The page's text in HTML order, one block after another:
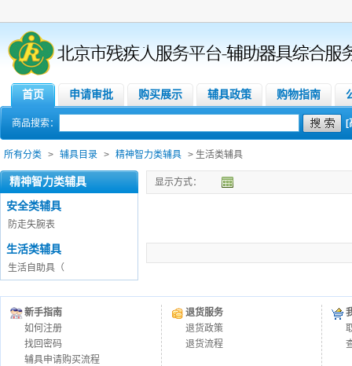
首页 申请审批 购买展示 辅具政策 购物指南
商品搜索： [
所有分类 > 辅具目录 > 精神智力类辅具 > 生活类辅具
精神智力类辅具
安全类辅具
防走失腕表
生活类辅具
生活自助具（
显示方式：
新手指南
如何注册
找回密码
辅具申请购买流程
退货服务
退货政策
退货流程